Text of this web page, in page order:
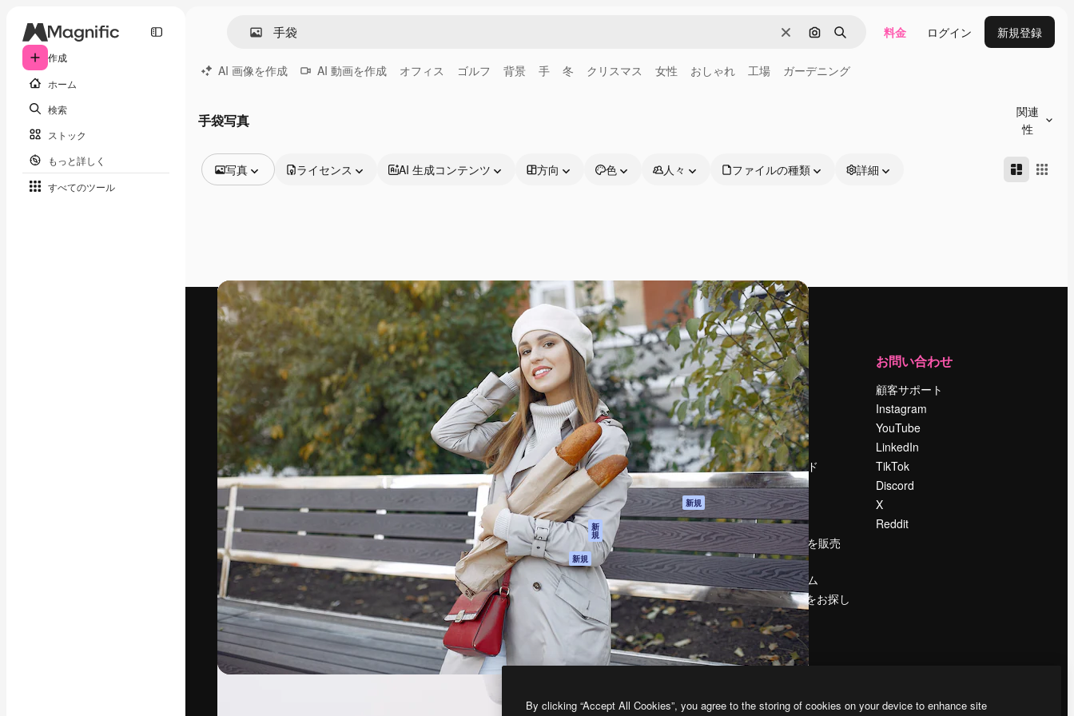
作成
ホーム
検索
ストック
もっと詳しく
すべてのツール
消去 画像で検索
検索 料金 ログイン 新規登録
AI 画像を作成 AI 動画を作成 オフィス ゴルフ 背景 手 冬 クリスマス 女性 おしゃれ 工場 ガーデニング
手袋写真
関連
性
写真
動画
映像素材
モーショングラフィックス
動画テンプレート
アイコン
3D モデル
フォント
ライセンス AI 生成コンテンツ 方向 色 人々 ファイルの種類 詳細
最高のクリエイティブ制作を導くためのプラ
ットフォーム。クリエイター、企業、代理
店、スタジオを含む100万人以上が利用して
います。
日本語
製品
Spaces
AI アシスタント
AI 画像生成ツール
AI 動画生成ツール
AI 音声合成ツール
ストックコンテン
ツ
Claude/ChatGPT
向けMCP
新
規
エージェント 新規
API
モバイルアプリ
すべてのMagnificツ
ール
はじめに
Academy
ドキュメント
サポート
利用規約
プライバシーポリ
シー
オリジナル 新規
クッキーポリシー
トラストセンター
アフィリエイト
法人向け
運営
料金
会社概要
Reviews
採用情報
検索トレンド
ブログ
イベント
Slidesgo
コンテンツを販売
する
プレスルーム
magnific.aiをお探し
ですか？
お問い合わせ
顧客サポート
Instagram
YouTube
LinkedIn
TikTok
Discord
X
Reddit
By clicking “Accept All Cookies”, you agree to the storing of cookies on your device to enhance site